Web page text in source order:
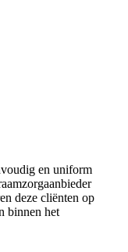
en uniform
deze cliënten op
binnen het